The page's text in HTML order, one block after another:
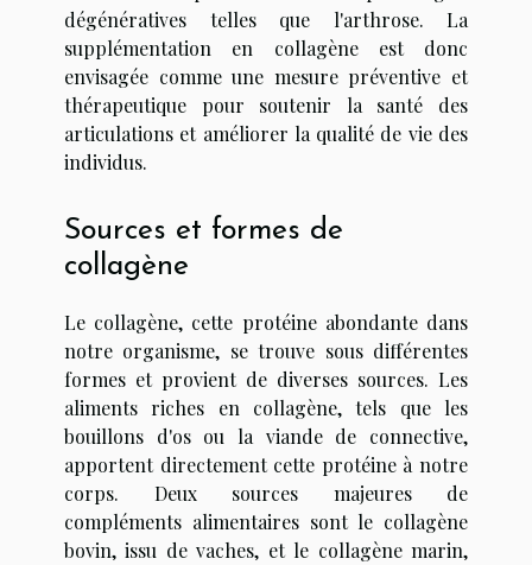
dégénératives telles que l'arthrose. La
supplémentation en collagène est donc
envisagée comme une mesure préventive et
thérapeutique pour soutenir la santé des
articulations et améliorer la qualité de vie des
individus.
Sources et formes de
collagène
Le collagène, cette protéine abondante dans
notre organisme, se trouve sous différentes
formes et provient de diverses sources. Les
aliments riches en collagène, tels que les
bouillons d'os ou la viande de connective,
apportent directement cette protéine à notre
corps. Deux sources majeures de
compléments alimentaires sont le collagène
bovin, issu de vaches, et le collagène marin,